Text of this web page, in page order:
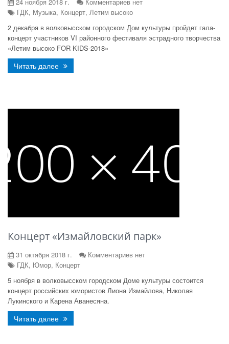
ГДК, Музыка, Концерт, Летим высоко
2 декабря в волковысском городском Дом культуры пройдет гала-
концерт участников VI районного фестиваля эстрадного творчества
«Летим высоко FOR KIDS-2018»
Читать далее
Концерт «Измайловский парк»
31 октября 2018 г.
Комментариев нет
ГДК, Юмор, Концерт
5 ноября в волковысском городском Доме культуры состоится
концерт российских юмористов Лиона Измайлова, Николая
Лукинского и Карена Аванесяна.
Читать далее